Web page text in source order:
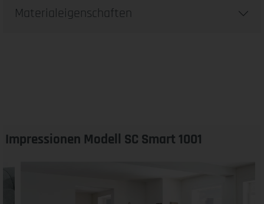
Materialeigenschaften
Impressionen Modell SC Smart 1001